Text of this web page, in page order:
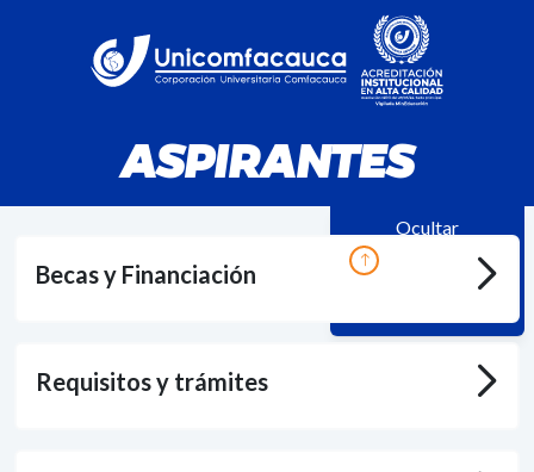
ASPIRANTES
Ocultar
Becas y Financiación
Requisitos y trámites